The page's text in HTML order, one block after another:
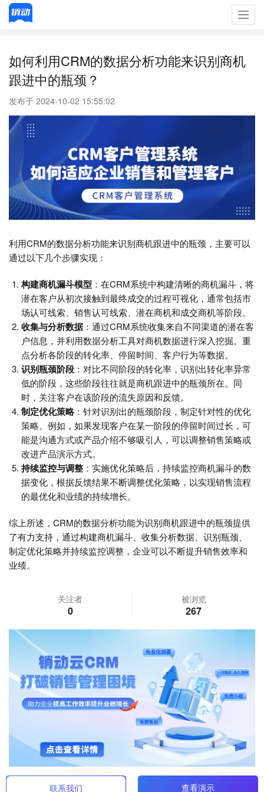
如何利用CRM的数据分析功能来识别商机
跟进中的瓶颈？
发布于 2024-10-02 15:55:02
利用CRM的数据分析功能来识别商机跟进中的瓶颈，主要可以
通过以下几个步骤实现：
构建商机漏斗模型 ：在CRM系统中构建清晰的商机漏斗，将
潜在客户从初次接触到最终成交的过程可视化，通常包括市
场认可线索、销售认可线索、潜在商机和成交商机等阶段。
收集与分析数据 ：通过CRM系统收集来自不同渠道的潜在客
户信息，并利用数据分析工具对商机数据进行深入挖掘。重
点分析各阶段的转化率、停留时间、客户行为等数据。
识别瓶颈阶段 ：对比不同阶段的转化率，识别出转化率异常
低的阶段，这些阶段往往就是商机跟进中的瓶颈所在。同
时，关注客户在该阶段的流失原因和反馈。
制定优化策略 ：针对识别出的瓶颈阶段，制定针对性的优化
策略。例如，如果发现客户在某一阶段的停留时间过长，可
能是沟通方式或产品介绍不够吸引人，可以调整销售策略或
改进产品演示方式。
持续监控与调整 ：实施优化策略后，持续监控商机漏斗的数
据变化，根据反馈结果不断调整优化策略，以实现销售流程
的最优化和业绩的持续增长。
综上所述，CRM的数据分析功能为识别商机跟进中的瓶颈提供
了有力支持，通过构建商机漏斗、收集分析数据、识别瓶颈、
制定优化策略并持续监控调整，企业可以不断提升销售效率和
业绩。
关注者
0
被浏览
267
联系我们 查看演示